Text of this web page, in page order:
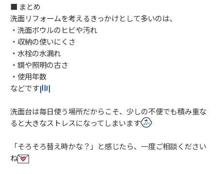
■ まとめ
洗面リフォームを考えるきっかけとして多いのは、
・洗面ボウルのヒビや汚れ
・収納の使いにくさ
・水栓の水漏れ
・鏡や照明の古さ
・使用年数
などです
洗面台は毎日使う場所だからこそ、少しの不便でも積み重な
ると大きなストレスになってしまいます
「そろそろ替え時かな？」と感じたら、一度ご相談ください
ね